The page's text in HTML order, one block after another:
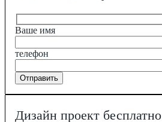
Ваше имя
телефон
Дизайн проект бесплатно